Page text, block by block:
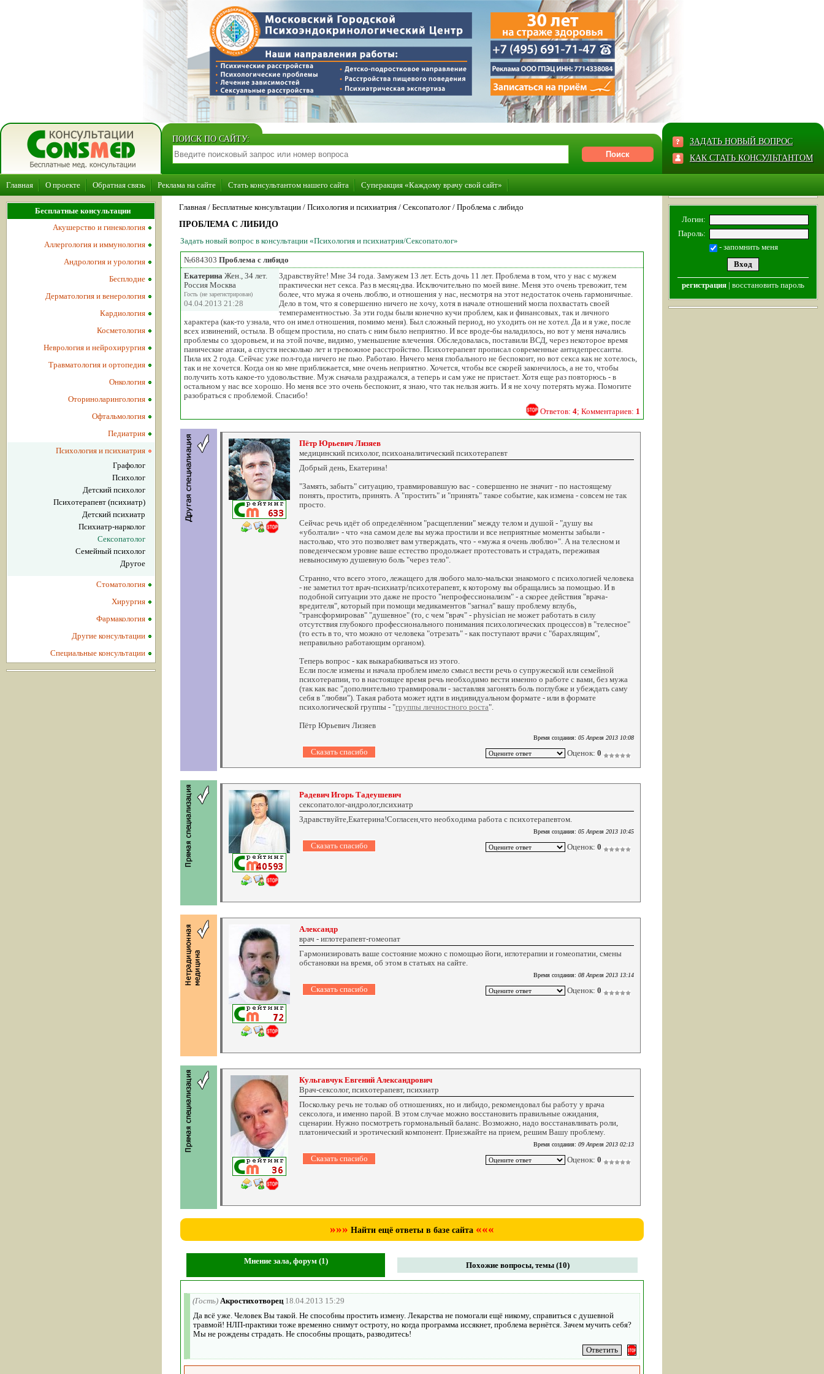
ПОИСК ПО САЙТУ:
ЗАДАТЬ НОВЫЙ ВОПРОС
КАК СТАТЬ КОНСУЛЬТАНТОМ
Главная О проекте Обратная связь Реклама на сайте Стать консультантом нашего сайта Суперакция «Каждому врачу свой сайт»
Главная / Бесплатные консультации / Психология и психиатрия / Сексопатолог / Проблема с либидо
ПРОБЛЕМА С ЛИБИДО
Задать новый вопрос в консультации «Психология и психиатрия/Сексопатолог»
№684303 Проблема с либидо
Екатерина Жен., 34 лет.
Россия Москва
Гость (не зарегистрирован)
04.04.2013 21:28
Здравствуйте! Мне 34 года. Замужем 13 лет. Есть дочь 11 лет. Проблема в том, что у нас с мужем
практически нет секса. Раз в месяц-два. Исключительно по моей вине. Меня это очень тревожит, тем
более, что мужа я очень люблю, и отношения у нас, несмотря на этот недостаток очень гармоничные.
Дело в том, что я совершенно ничего не хочу, хотя в начале отношений могла похвастать своей
темпераментностью. За эти годы были конечно кучи проблем, как и финансовых, так и личного
характера (как-то узнала, что он имел отношения, помимо меня). Был сложный период, но уходить он не хотел. Да и я уже, после
всех извинений, остыла. В общем простила, но спать с ним было неприятно. И все вроде-бы наладилось, но вот у меня начались
проблемы со здоровьем, и на этой почве, видимо, уменьшение влечения. Обследовалась, поставили ВСД, через некоторое время
панические атаки, а спустя несколько лет и тревожное расстройство. Психотерапевт прописал современные антидепрессанты.
Пила их 2 года. Сейчас уже пол-года ничего не пью. Работаю. Ничего меня глобального не беспокоит, но вот секса как не хотелось,
так и не хочется. Когда он ко мне приближается, мне очень неприятно. Хочется, чтобы все скорей закончилось, а не то, чтобы
получить хоть какое-то удовольствие. Муж сначала раздражался, а теперь и сам уже не пристает. Хотя еще раз повторюсь - в
остальном у нас все хорошо. Но меня все это очень беспокоит, я знаю, что так нельзя жить. И я не хочу потерять мужа. Помогите
разобраться с проблемой. Спасибо!
Ответов: 4; Комментариев: 1
Пётр Юрьевич Лизяев
медицинский психолог, психоаналитический психотерапевт
Добрый день, Екатерина!
"Замять, забыть" ситуацию, травмировавшую вас - совершенно не значит - по настоящему
понять, простить, принять. А "простить" и "принять" такое событие, как измена - совсем не так
просто.
Сейчас речь идёт об определённом "расщеплении" между телом и душой - "душу вы
«уболтали» - что «на самом деле вы мужа простили и все неприятные моменты забыли -
настолько, что это позволяет вам утверждать, что - «мужа я очень люблю»". А на телесном и
поведенческом уровне ваше естество продолжает протестовать и страдать, переживая
невыносимую душевную боль "через тело".
Странно, что всего этого, лежащего для любого мало-мальски знакомого с психологией человека
- не заметил тот врач-психиатр/психотерапевт, к которому вы обращались за помощью. И в
подобной ситуации это даже не просто "непрофессионализм" - а скорее действия "врача-
вредителя", который при помощи медикаментов "загнал" вашу проблему вглубь,
"трансформировав" "душевное" (то, с чем "врач" - physician не может работать в силу
отсутствия глубокого профессионального понимания психологических процессов) в "телесное"
(то есть в то, что можно от человека "отрезать" - как поступают врачи с "барахлящим",
неправильно работающим органом).
Теперь вопрос - как выкарабкиваться из этого.
Если после измены и начала проблем имело смысл вести речь о супружеской или семейной
психотерапии, то в настоящее время речь необходимо вести именно о работе с вами, без мужа
(так как вас "дополнительно травмировали - заставляя загонять боль поглубже и убеждать саму
себя в "любви"). Такая работа может идти в индивидуальном формате - или в формате
психологической группы - "группы личностного роста".
Пётр Юрьевич Лизяев
Время создания: 05 Апреля 2013 10:08
Оценок: 0
Радевич Игорь Тадеушевич
сексопатолог-андролог,психиатр
Здравствуйте,Екатерина!Согласен,что необходима работа с психотерапевтом.
Время создания: 05 Апреля 2013 10:45
Оценок: 0
Александр
врач - иглотерапевт-гомеопат
Гармонизировать ваше состояние можно с помощью йоги, иглотерапии и гомеопатии, смены
обстановки на время, об этом в статьях на сайте.
Время создания: 08 Апреля 2013 13:14
Оценок: 0
Кульгавчук Евгений Александрович
Врач-сексолог, психотерапевт, психиатр
Поскольку речь не только об отношениях, но и либидо, рекомендовал бы работу у врача
сексолога, и именно парой. В этом случае можно восстановить правильные ожидания,
сценарии. Нужно посмотреть гормональный баланс. Возможно, надо восстанавливать роли,
платонический и эротический компонент. Приезжайте на прием, решим Вашу проблему.
Время создания: 09 Апреля 2013 02:13
Оценок: 0
»»» Найти ещё ответы в базе сайта «««
Мнение зала, форум (1) Похожие вопросы, темы (10)
(Гость) Акростихотворец 18.04.2013 15:29
Да всё уже. Человек Вы такой. Не способны простить измену. Лекарства не помогали ещё никому, справиться с душевной
травмой! НЛП-практики тоже временно снимут остроту, но когда программа иссякнет, проблема вернётся. Зачем мучить себя?
Мы не рождены страдать. Не способны прощать, разводитесь!
Бесплатные консультации
Акушерство и гинекология
Аллергология и иммунология
Андрология и урология
Бесплодие
Дерматология и венерология
Кардиология
Косметология
Неврология и нейрохирургия
Травматология и ортопедия
Онкология
Оториноларингология
Офтальмология
Педиатрия
Психология и психиатрия
Графолог
Психолог
Детский психолог
Психотерапевт (психиатр)
Детский психиатр
Психиатр-нарколог
Сексопатолог
Семейный психолог
Другое
Стоматология
Хирургия
Фармакология
Другие консультации
Специальные консультации
Логин:
Пароль:
- запомнить меня
регистрация | восстановить пароль